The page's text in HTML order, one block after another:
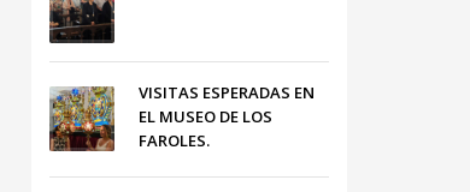
VISITAS ESPERADAS EN
EL MUSEO DE LOS
FAROLES.